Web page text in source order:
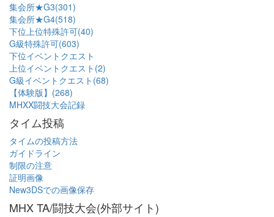
集会所★G3(301)
集会所★G4(518)
下位上位特殊許可(40)
G級特殊許可(603)
下位イベントクエスト
上位イベントクエスト(2)
G級イベントクエスト(68)
【体験版】(268)
MHXX闘技大会記録
タイム投稿
タイムの投稿方法
ガイドライン
制限の注意
証明画像
New3DSでの画像保存
MHX TA/闘技大会(外部サイト)